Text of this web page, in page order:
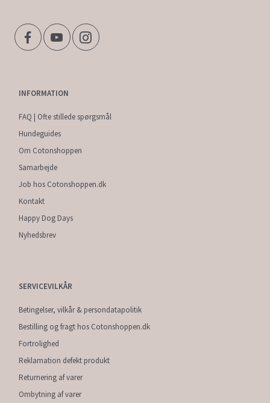
INFORMATION
FAQ | Ofte stillede spørgsmål
Hundeguides
Om Cotonshoppen
Samarbejde
Job hos Cotonshoppen.dk
Kontakt
Happy Dog Days
Nyhedsbrev
SERVICEVILKÅR
Betingelser, vilkår & persondatapolitik
Bestilling og fragt hos Cotonshoppen.dk
Fortrolighed
Reklamation defekt produkt
Returnering af varer
Ombytning af varer